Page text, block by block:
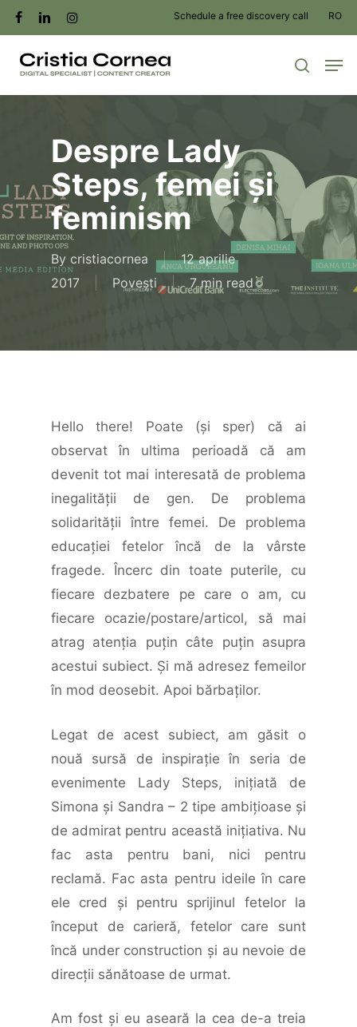
Skip
to
main
facebooklinkedininstagram Schedule a free discovery call RO
search
Despre Lady
Steps, femei și
feminism
By cristiacornea
12 aprilie
2017
Povești 7 min read
Hello there! Poate (şi sper) că ai
observat în ultima perioadă că am
devenit tot mai interesată de problema
inegalităţii de gen. De problema
solidarităţii între femei. De problema
educaţiei fetelor încă de la vârste
fragede. Încerc din toate puterile, cu
fiecare dezbatere pe care o am, cu
fiecare ocazie/postare/articol, să mai
atrag atenţia puţin câte puţin asupra
acestui subiect. Şi mă adresez femeilor
în mod deosebit. Apoi bărbaţilor.
Legat de acest subiect, am găsit o
nouă sursă de inspiraţie în seria de
evenimente Lady Steps, iniţiată de
Simona şi Sandra – 2 tipe ambiţioase şi
de admirat pentru această iniţiativa. Nu
fac asta pentru bani, nici pentru
reclamă. Fac asta pentru ideile în care
ele cred şi pentru sprijinul fetelor la
început de carieră, fetelor care sunt
încă under construction şi au nevoie de
direcţii sănătoase de urmat.
Am fost şi eu aseară la cea de-a treia